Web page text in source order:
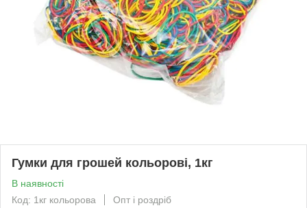
Гумки для грошей кольорові, 1кг
В наявності
Код: 1кг кольорова
Опт і роздріб